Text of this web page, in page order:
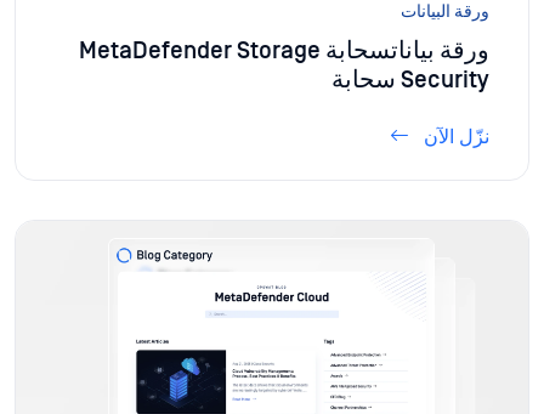
ورقة البيانات
ورقة بياناتسحابة MetaDefender Storage
Security سحابة
نزّل الآن